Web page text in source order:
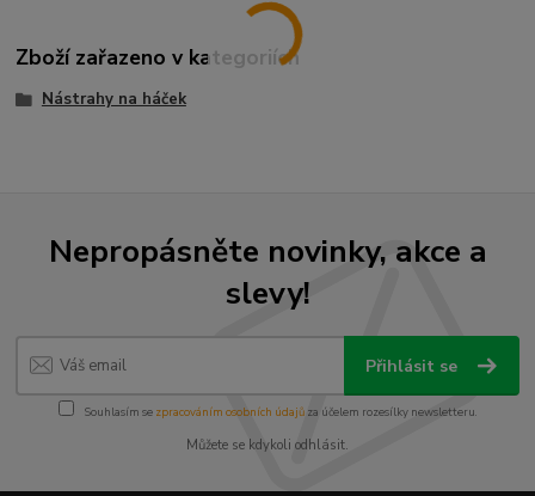
Zboží zařazeno v kategoriích
Nástrahy na háček
Nepropásněte novinky, akce a
slevy!
Přihlásit se
Souhlasím se zpracováním osobních údajůza účelem rozesílky newsletteru.
Můžete se kdykoli odhlásit.